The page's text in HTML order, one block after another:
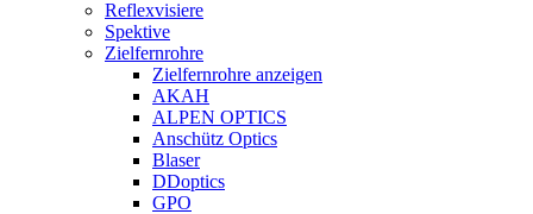
Reflexvisiere
Spektive
Zielfernrohre
Zielfernrohre anzeigen
AKAH
ALPEN OPTICS
Anschütz Optics
Blaser
DDoptics
GPO